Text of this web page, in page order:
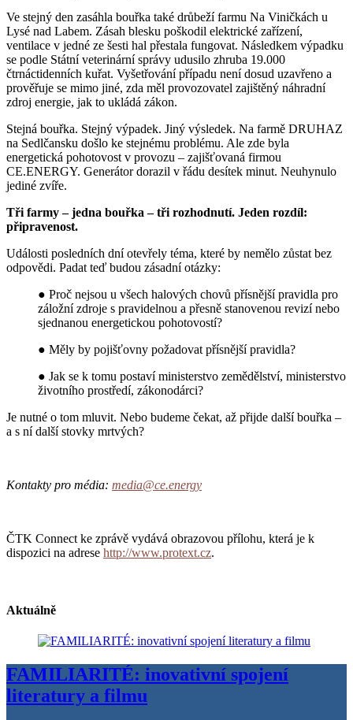
Ve stejný den zasáhla bouřka také drůbeží farmu Na Viničkách u
Lysé nad Labem. Zásah blesku poškodil elektrické zařízení,
ventilace v jedné ze šesti hal přestala fungovat. Následkem výpadku
se podle Státní veterinární správy udusilo zhruba 19.000
čtrnáctidenních kuřat. Vyšetřování případu není dosud uzavřeno a
prověřuje se mimo jiné, zda měl provozovatel zajištěný náhradní
zdroj energie, jak to ukládá zákon.
Stejná bouřka. Stejný výpadek. Jiný výsledek. Na farmě DRUHAZ
na Sedlčansku došlo ke stejnému problému. Ale zde byla
energetická pohotovost v provozu – zajišťovaná firmou
CE.ENERGY. Generátor dorazil v řádu desítek minut. Neuhynulo
jediné zvíře.
Tři farmy – jedna bouřka – tři rozhodnutí. Jeden rozdíl:
připravenost.
Události posledních dní otevřely téma, které by nemělo zůstat bez
odpovědi. Padat teď budou zásadní otázky:
● Proč nejsou u všech halových chovů přísnější pravidla pro
záložní zdroje s pravidelnou a přesně stanovenou revizí nebo
sjednanou energetickou pohotovostí?
● Měly by pojišťovny požadovat přísnější pravidla?
● Jak se k tomu postaví ministerstvo zemědělství, ministerstvo
životního prostředí, zákonodárci?
Je nutné o tom mluvit. Nebo budeme čekat, až přijde další bouřka –
a s ní další stovky mrtvých?
Kontakty pro média: media@ce.energy
ČTK Connect ke zprávě vydává obrazovou přílohu, která je k
dispozici na adrese http://www.protext.cz.
Aktuálně
FAMILIARITÉ: inovativní spojení
literatury a filmu